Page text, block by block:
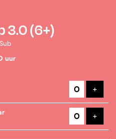
3.0 (6+)
uur
+
+